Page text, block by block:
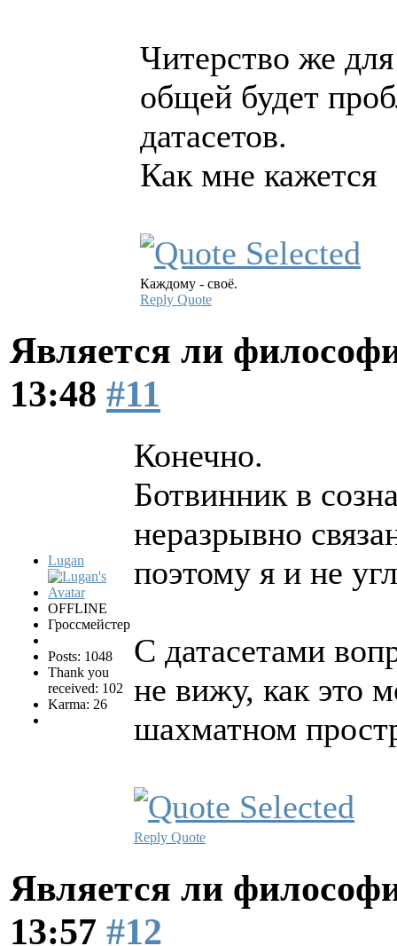
Читерство же
общей будет
датасетов.
Как мне кажется
Каждому - своё.
Reply Quote
Является ли
13:48 #11
Lugan
OFFLINE
Гроссмейстер
Posts: 1048
Thank you
received: 102
Karma: 26
Конечно.
Ботвинник в
неразрывно
поэтому я и не
С датасетами
не вижу, как это
шахматном
Reply Quote
Является ли
13:57 #12